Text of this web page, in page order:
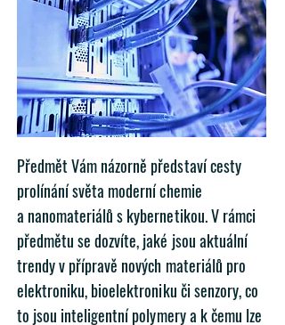
Předmět Vám názorně představí cesty
prolínání světa moderní chemie
a nanomateriálů s kybernetikou. V rámci
předmětu se dozvíte, jaké jsou aktuální
trendy v přípravě nových materiálů pro
elektroniku, bioelektroniku či senzory, co
to jsou inteligentní polymery a k čemu lze